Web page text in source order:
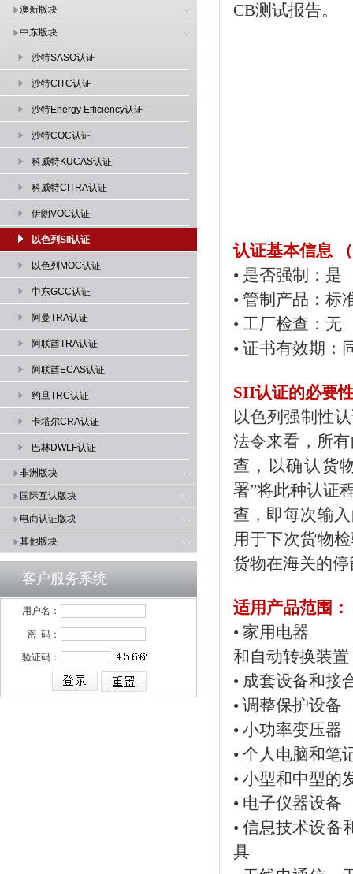
澳新版块
中东版块
沙特SASO认证
沙特CITC认证
沙特Energy Efficiency认证
沙特COC认证
科威特KUCAS认证
科威特CITRA认证
伊朗VOC认证
以色列SII认证
以色列MOC认证
中东GCC认证
阿曼TRA认证
阿联酋TRA认证
阿联酋ECAS认证
约旦TRC认证
卡塔尔CRA认证
巴林DWLF认证
非洲版块
国际互认版块
电商认证版块
其他版块
客户服务系统
用户名：
密 码：
验证码：
CB测试报告。
认证基本信息
• 是否强制：是
• 管制产品：标
• 工厂检查：无
• 证书有效期：
SII认证的必要
以色列强制性
法令来看，所
查，以确认货
署”将此种认证
查，即每次输
用于下次货物
货物在海关的
适用产品范围：
• 家用
和自动转换装置
• 成套设
• 调整
• 小功
• 个人电
• 小型和
• 电子
• 信息技术
具